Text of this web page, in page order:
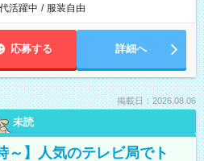
活躍中 / 服装自由
応募する 詳細へ
掲載日：2026.08.06
未読
～】人気のテレビ局でト